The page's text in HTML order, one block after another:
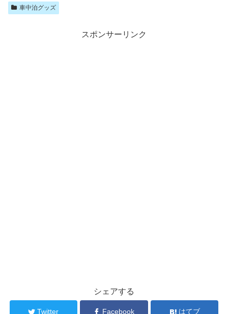
車中泊グッズ
スポンサーリンク
シェアする
Twitter Facebook はてブ